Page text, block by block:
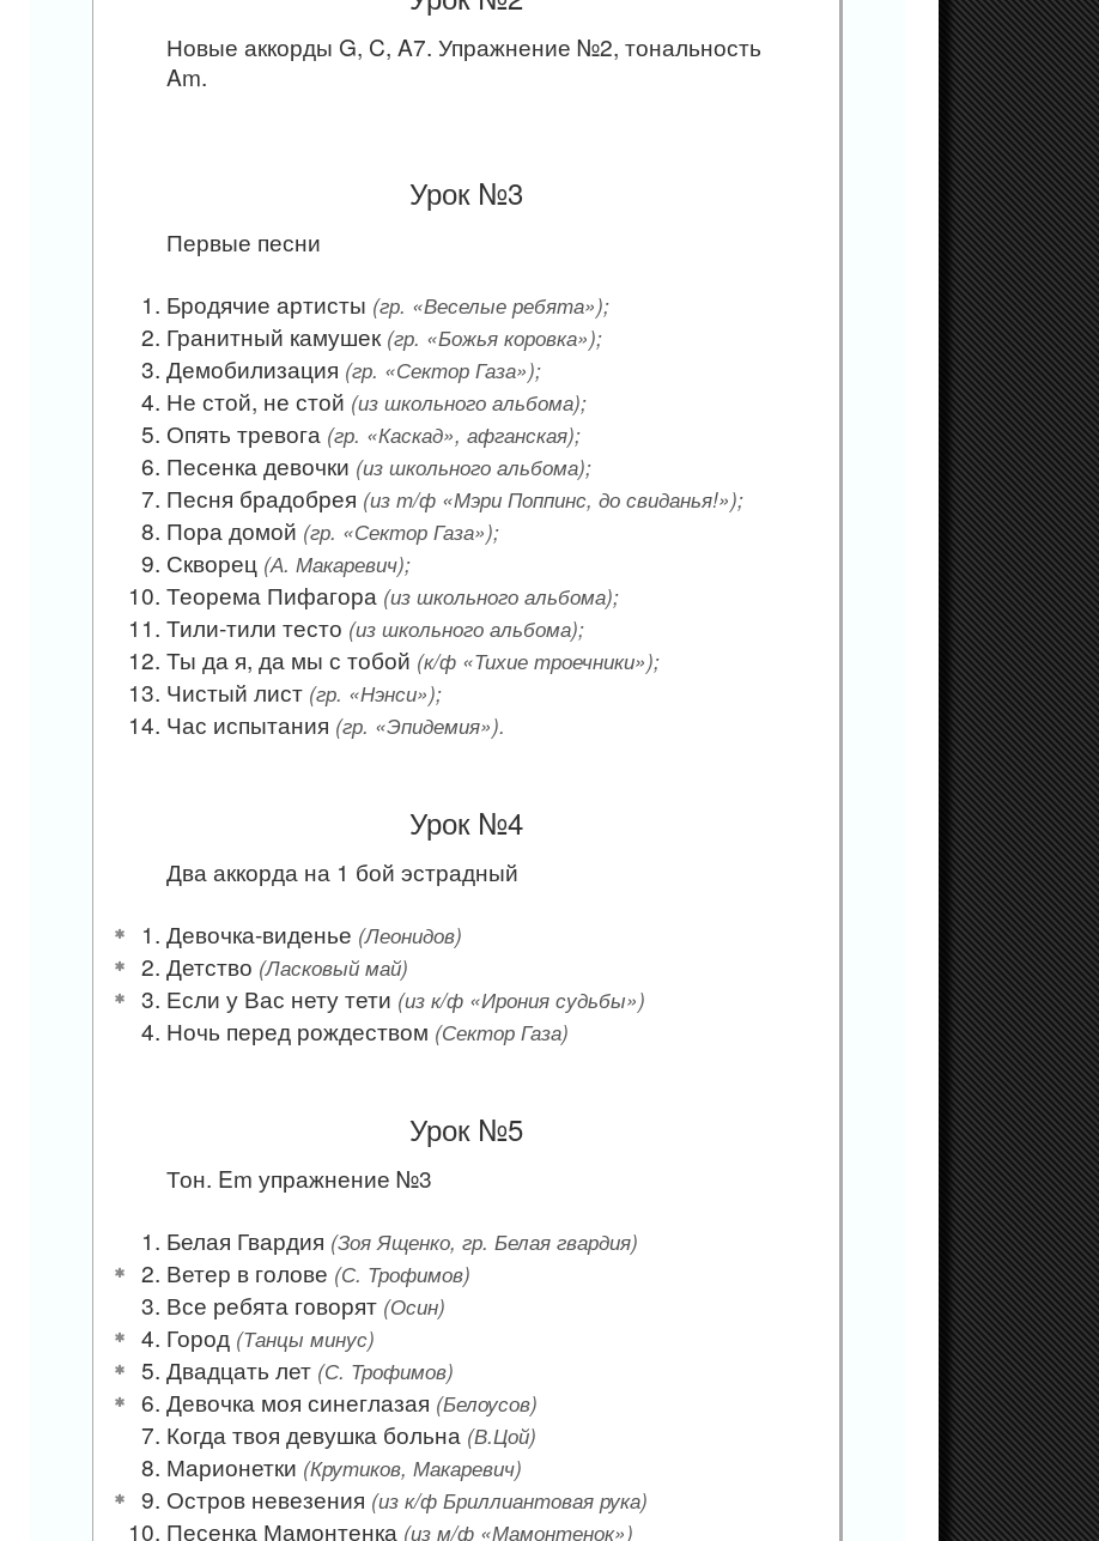
Новые аккорды G, C, A7. Упражнение №2, тональность
Am.
Урок №3
Первые песни
Бродячие артисты (гр. «Веселые ребята»);
Гранитный камушек (гр. «Божья коровка»);
Демобилизация (гр. «Сектор Газа»);
Не стой, не стой (из школьного альбома);
Опять тревога (гр. «Каскад», афганская);
Песенка девочки (из школьного альбома);
Песня брадобрея (из т/ф «Мэри Поппинс, до свиданья!»);
Пора домой (гр. «Сектор Газа»);
Скворец (А. Макаревич);
Теорема Пифагора (из школьного альбома);
Тили-тили тесто (из школьного альбома);
Ты да я, да мы с тобой (к/ф «Тихие троечники»);
Чистый лист (гр. «Нэнси»);
Час испытания (гр. «Эпидемия»).
Урок №4
Два аккорда на 1 бой эстрадный
Девочка-виденье (Леонидов)
Детство (Ласковый май)
Если у Вас нету тети (из к/ф «Ирония судьбы»)
Ночь перед рождеством (Сектор Газа)
Урок №5
Тон. Em упражнение №3
Белая Гвардия (Зоя Ященко, гр. Белая гвардия)
Ветер в голове (С. Трофимов)
Все ребята говорят (Осин)
Город (Танцы минус)
Двадцать лет (С. Трофимов)
Девочка моя синеглазая (Белоусов)
Когда твоя девушка больна (В.Цой)
Марионетки (Крутиков, Макаревич)
Остров невезения (из к/ф Бриллиантовая рука)
Песенка Мамонтенка (из м/ф «Мамонтенок»)